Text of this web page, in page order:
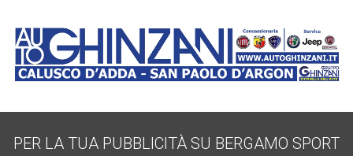
PER LA TUA PUBBLICITÀ SU BERGAMO SPORT